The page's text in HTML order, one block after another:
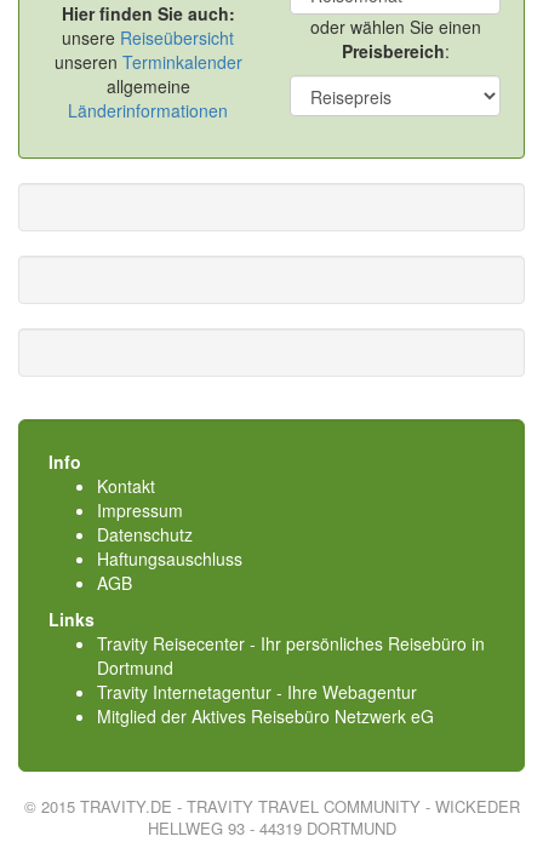
Hier finden Sie auch:
unsere Reiseübersicht
unseren Terminkalender
allgemeine
Länderinformationen
oder wählen Sie einen
Preisbereich:
Info
Kontakt
Impressum
Datenschutz
Haftungsauschluss
AGB
Links
Travity Reisecenter - Ihr persönliches Reisebüro in
Dortmund
Travity Internetagentur - Ihre Webagentur
Mitglied der Aktives Reisebüro Netzwerk eG
© 2015 TRAVITY.DE - TRAVITY TRAVEL COMMUNITY - WICKEDER
HELLWEG 93 - 44319 DORTMUND